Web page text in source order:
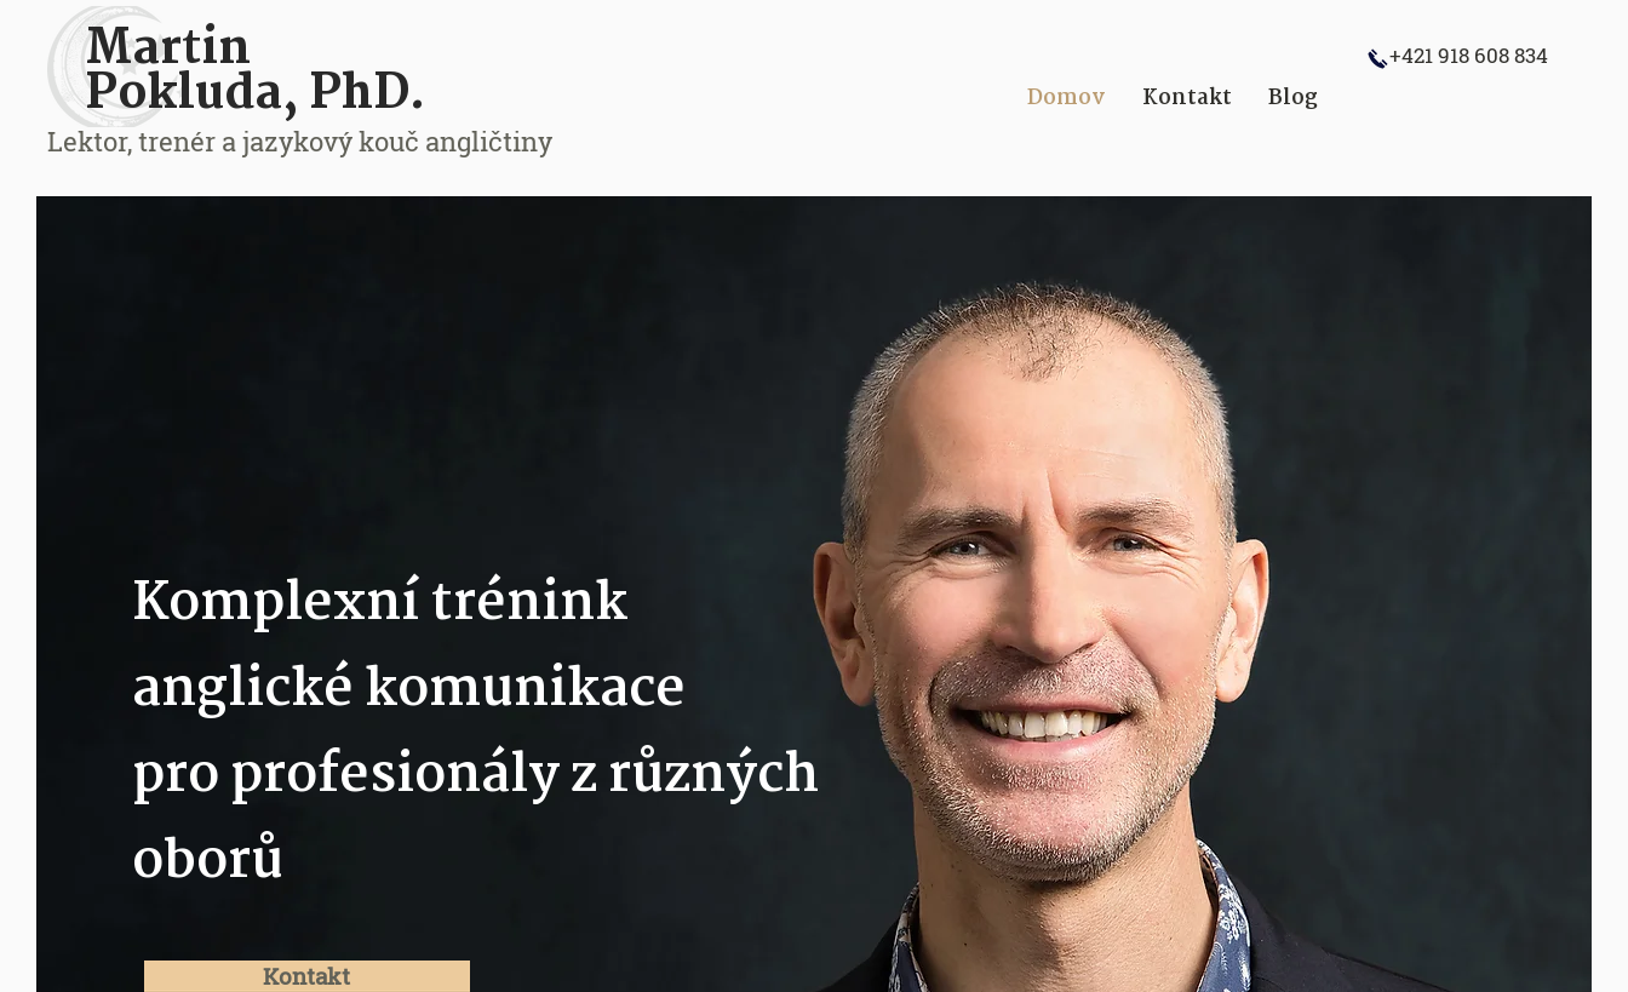
Lektor, trenér a jazykový kouč angličtiny
Martin
Pokluda, PhD.
+421 918 608 834
Domov Kontakt Blog
Komplexní trénink
anglické komunikace
pro profesionály z různých
oborů
Kontakt